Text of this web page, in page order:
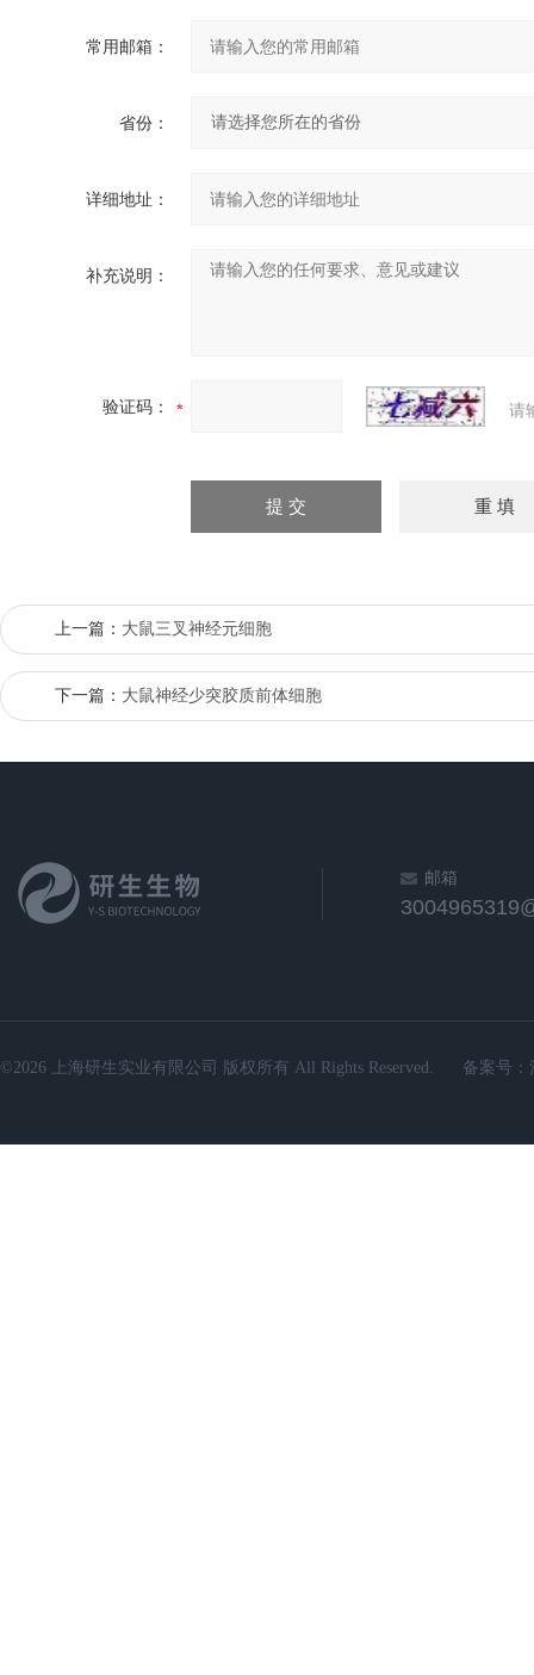
常用邮箱：
省份：
详细地址：
补充说明：
验证码： 请
上一篇： 大鼠三叉神经元细胞
下一篇： 大鼠神经少突胶质前体细胞
邮箱
©2026 上海研生实业有限公司 版权所有 All Rights Reserved. 备案号：